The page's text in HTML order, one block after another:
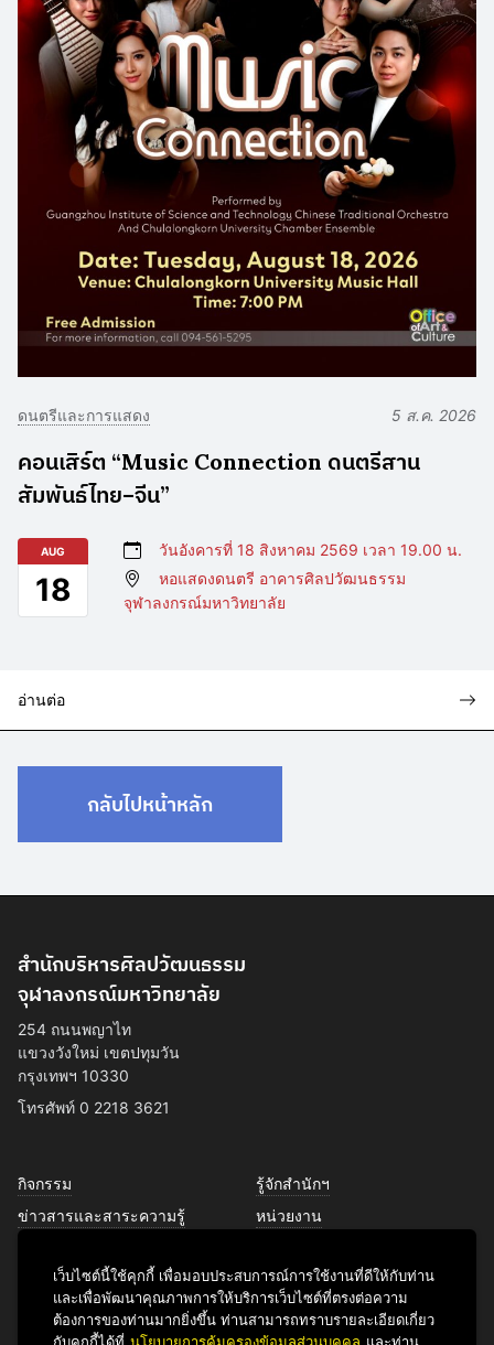
ดนตรีและการแสดง 5 ส.ค. 2026
คอนเสิร์ต “Music Connection ดนตรีสาน
สัมพันธ์ไทย–จีน”
AUG
18
วันอังคารที่ 18 สิงหาคม 2569 เวลา 19.00 น.
หอแสดงดนตรี อาคารศิลปวัฒนธรรม
จุฬาลงกรณ์มหาวิทยาลัย
อ่านต่อ
กลับไปหน้าหลัก
สำนักบริหารศิลปวัฒนธรรม
จุฬาลงกรณ์มหาวิทยาลัย
254 ถนนพญาไท
แขวงวังใหม่ เขตปทุมวัน
กรุงเทพฯ 10330
โทรศัพท์ 0 2218 3621
กิจกรรม
ข่าวสารและสาระความรู้
ศิลปวัฒนธรรม
รู้จักสำนักฯ
หน่วยงาน
บริการของเรา
ติดต่อเรา
เว็บไซต์นี้ใช้คุกกี้ เพื่อมอบประสบการณ์การใช้งานที่ดีให้กับท่าน
และเพื่อพัฒนาคุณภาพการให้บริการเว็บไซต์ที่ตรงต่อความ
ต้องการของท่านมากยิ่งขึ้น ท่านสามารถทราบรายละเอียดเกี่ยว